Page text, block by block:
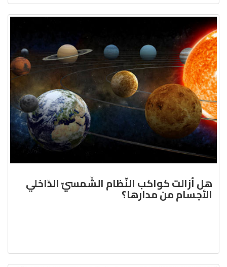
هل أزالت كواكب النّظام الشّمسيّ الدّاخلي
الأجسام من مدارها؟